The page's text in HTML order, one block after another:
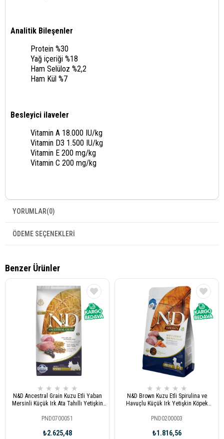
Analitik Bileşenler
Protein %30
Yağ içeriği %18
Ham Selüloz %2,2
Ham Kül %7
Besleyici ilaveler
Vitamin A 18.000 IU/kg
Vitamin D3 1.500 IU/kg
Vitamin E 200 mg/kg
Vitamin C 200 mg/kg
YORUMLAR(0)
ÖDEME SEÇENEKLERI
Benzer Ürünler
★ ★ ★ ★ ★
N&D Ancestral Grain Kuzu Etli Yaban
Mersinli Küçük Irk Ata Tahıllı Yetişkin
PND0700051
₺2.625,48
★ ★ ★ ★ ★
N&D Brown Kuzu Etli Spirulina ve
Havuçlu Küçük Irk Yetişkin Köpek
PND0200003
₺1.816,56